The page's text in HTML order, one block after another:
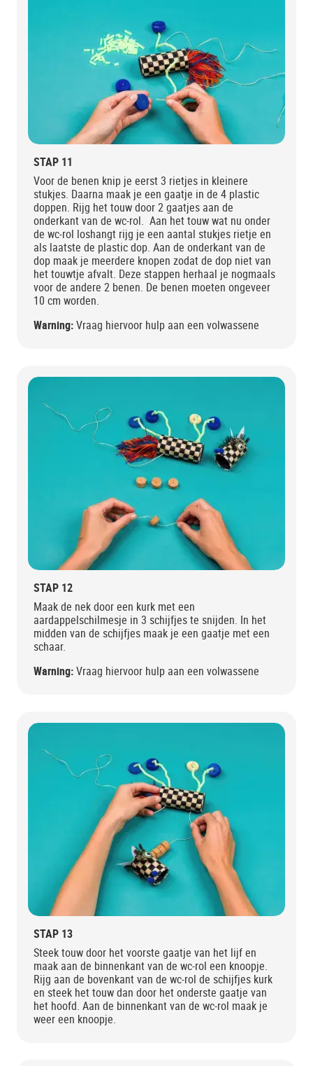
STAP 11
Voor de benen knip je eerst 3 rietjes in kleinere
stukjes. Daarna maak je een gaatje in de 4 plastic
doppen. Rijg het touw door 2 gaatjes aan de
onderkant van de wc-rol. Aan het touw wat nu onder
de wc-rol loshangt rijg je een aantal stukjes rietje en
als laatste de plastic dop. Aan de onderkant van de
dop maak je meerdere knopen zodat de dop niet van
het touwtje afvalt. Deze stappen herhaal je nogmaals
voor de andere 2 benen. De benen moeten ongeveer
10 cm worden.
Warning:Vraag hiervoor hulp aan een volwassene
STAP 12
Maak de nek door een kurk met een
aardappelschilmesje in 3 schijfjes te snijden. In het
midden van de schijfjes maak je een gaatje met een
schaar.
Warning:Vraag hiervoor hulp aan een volwassene
STAP 13
Steek touw door het voorste gaatje van het lijf en
maak aan de binnenkant van de wc-rol een knoopje.
Rijg aan de bovenkant van de wc-rol de schijfjes kurk
en steek het touw dan door het onderste gaatje van
het hoofd. Aan de binnenkant van de wc-rol maak je
weer een knoopje.